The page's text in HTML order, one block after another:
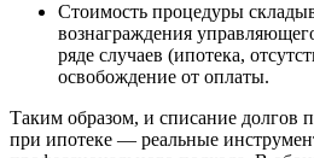
Стоимость процедуры
вознаграждения
ряде случаев (ипотека,
освобождение от оплаты.
Таким образом, и списание долгов
при ипотеке — реальные